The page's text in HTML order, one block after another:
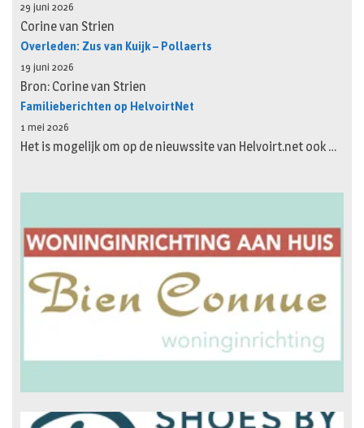
29 juni 2026
Corine van Strien
Overleden: Zus van Kuijk – Pollaerts
19 juni 2026
Bron: Corine van Strien
Familieberichten op HelvoirtNet
1 mei 2026
Het is mogelijk om op de nieuwssite van Helvoirt.net ook …